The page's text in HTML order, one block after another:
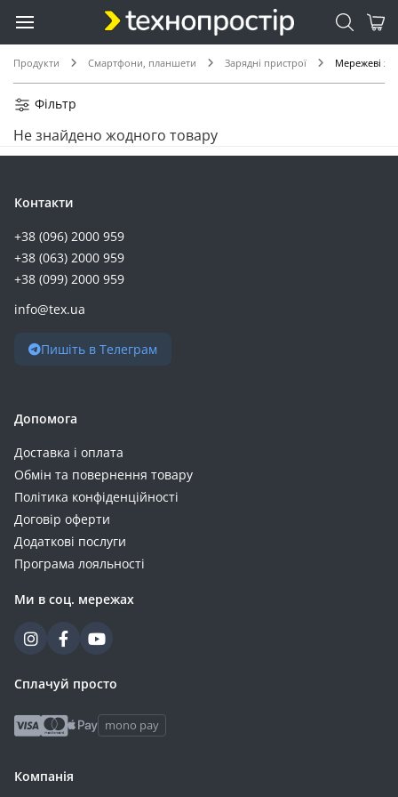
Продукти Смартфони, планшети Зарядні пристрої Мережеві
Фільтр
Не знайдено жодного товару
Контакти
+38 (096) 2000 959
+38 (063) 2000 959
+38 (099) 2000 959
info@tex.ua
Пишіть в Телеграм
Допомога
Доставка і оплата
Обмін та повернення товару
Політика конфіденційності
Договір оферти
Додаткові послуги
Програма лояльності
Ми в соц. мережах
Сплачуй просто
mono pay
Компанія